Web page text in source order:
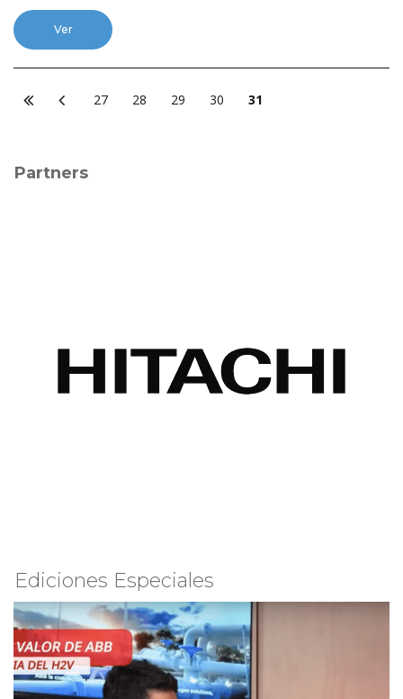
Ver
27 28 29 30 31
Partners
Ediciones Especiales